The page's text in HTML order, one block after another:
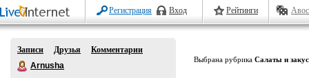
Регистрация Вход Рейтинги
Записи Друзья
Комментарии
Arnusha
Выбрана рубрика Салаты и